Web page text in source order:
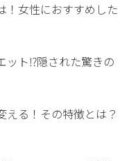
！女性におすすめした
ット⁉︎隠された驚きの
える！その特徴とは？